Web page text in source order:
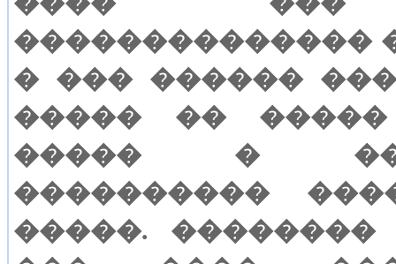
��������������
� ��� ������
����� �� �����
����� �
����������
�����.